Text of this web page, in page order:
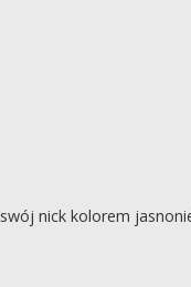
nick kolorem